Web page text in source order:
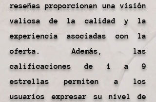
reseñas proporcionan una visión
valiosa de la calidad y la
experiencia asociadas con la
oferta. Además, las
calificaciones de 1 a 9
estrellas permiten a los
usuarios expresar su nivel de